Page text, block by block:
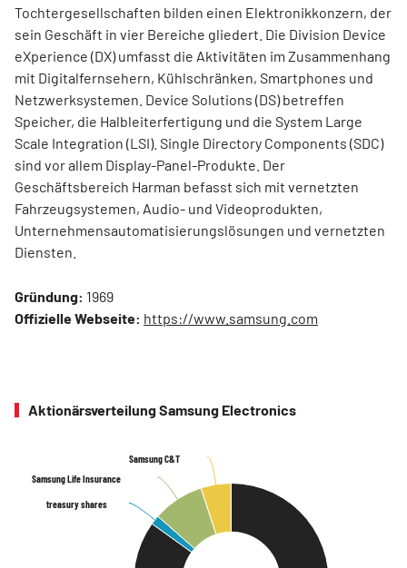
Tochtergesellschaften bilden einen Elektronikkonzern, der
sein Geschäft in vier Bereiche gliedert. Die Division Device
eXperience (DX) umfasst die Aktivitäten im Zusammenhang
mit Digitalfernsehern, Kühlschränken, Smartphones und
Netzwerksystemen. Device Solutions (DS) betreffen
Speicher, die Halbleiterfertigung und die System Large
Scale Integration (LSI). Single Directory Components (SDC)
sind vor allem Display-Panel-Produkte. Der
Geschäftsbereich Harman befasst sich mit vernetzten
Fahrzeugsystemen, Audio- und Videoprodukten,
Unternehmensautomatisierungslösungen und vernetzten
Diensten.
Gründung: 1969
Offizielle Webseite: https://www.samsung.com
Aktionärsverteilung Samsung Electronics
treasury shares
treasury shares
Samsung Life Insurance
Samsung Life Insurance
Samsung C&T
Samsung C&T